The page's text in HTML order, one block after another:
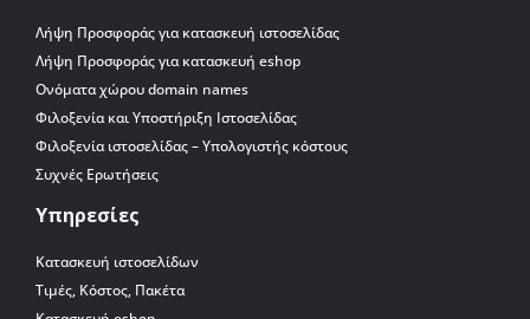
Λήψη Προσφοράς για κατασκευή ιστοσελίδας
Λήψη Προσφοράς για κατασκευή eshop
Ονόματα χώρου domain names
Φιλοξενία και Υποστήριξη Ιστοσελίδας
Φιλοξενία ιστοσελίδας – Υπολογιστής κόστους
Συχνές Ερωτήσεις
Υπηρεσίες
Κατασκευή ιστοσελίδων
Τιμές, Κόστος, Πακέτα